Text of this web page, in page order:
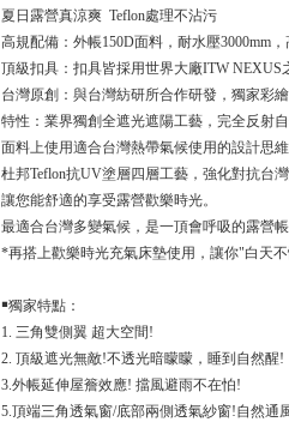
夏日露營真涼爽 Teflon處理不沾污
高規配備：外帳150D面料，耐水壓3000mm
頂級扣具：扣具皆採用世界大廠ITW NEXUS
台灣原創：與台灣紡研所合作研發，獨家彩
特性：業界獨創全遮光遮陽工藝，完全反射
面料上使用適合台灣熱帶氣候使用的設計思維
杜邦Teflon抗UV塗層四層工藝，強化對抗台
讓您能舒適的享受露營歡樂時光。
最適合台灣多變氣候，是一頂會呼吸的露營
*再搭上歡樂時光充氣床墊使用，讓你"白天
￭獨家特點：
1. 三角雙側翼 超大空間!
2. 頂級遮光無敵!不透光暗矇矇，睡到自然醒!
3.外帳延伸屋簷效應! 擋風避雨不在怕!
5.頂端三角透氣窗/底部兩側透氣紗窗!自然通